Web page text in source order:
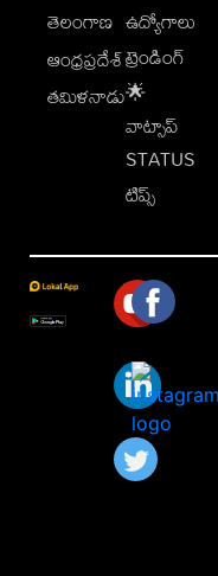
తెలంగాణ
ఆంధ్రప్రదేశ్
తమిళనాడు
ఉద్యోగాలు
ట్రెండింగ్
🌟
వాట్సాప్
STATUS
టిప్స్